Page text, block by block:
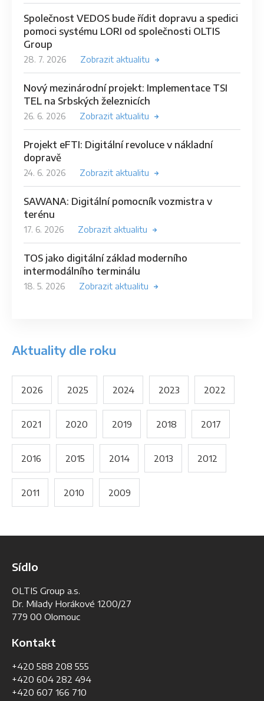
Společnost VEDOS bude řídit dopravu a spedici
pomoci systému LORI od společnosti OLTIS
Group
28. 7. 2026 Zobrazit aktualitu
Nový mezinárodní projekt: Implementace TSI
TEL na Srbských železnicích
26. 6. 2026 Zobrazit aktualitu
Projekt eFTI: Digitální revoluce v nákladní
dopravě
24. 6. 2026 Zobrazit aktualitu
SAWANA: Digitální pomocník vozmistra v
terénu
17. 6. 2026 Zobrazit aktualitu
TOS jako digitální základ moderního
intermodálního terminálu
18. 5. 2026 Zobrazit aktualitu
Aktuality dle roku
2026 2025 2024 2023 2022
2021 2020 2019 2018 2017
2016 2015 2014 2013 2012
2011 2010 2009
Sídlo
OLTIS Group a.s.
Dr. Milady Horákové 1200/27
779 00 Olomouc
Kontakt
+420 588 208 555
+420 604 282 494
+420 607 166 710